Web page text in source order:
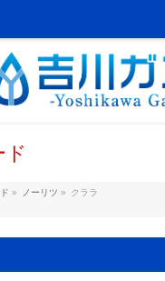
» ノーリツ » クララ